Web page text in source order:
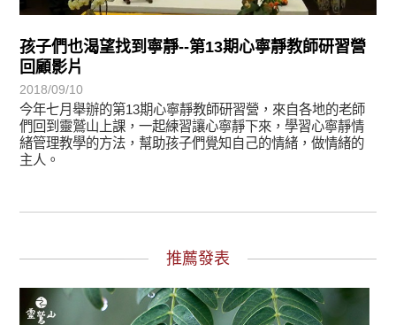
孩子們也渴望找到寧靜--第13期心寧靜教師研習營
回顧影片
2018/09/10
今年七月舉辦的第13期心寧靜教師研習營，來自各地的老師
們回到靈鷲山上課，一起練習讓心寧靜下來，學習心寧靜情
緒管理教學的方法，幫助孩子們覺知自己的情緒，做情緒的
主人。
推薦發表